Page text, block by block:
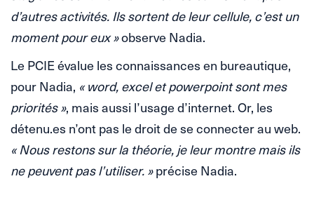
d’autres activités. Ils sortent de leur cellule, c’est un
moment pour eux »observe Nadia.
Le PCIE évalue les connaissances en bureautique,
pour Nadia, « word, excel et powerpoint sont mes
priorités », mais aussi l’usage d’internet. Or, les
détenu.es n’ont pas le droit de se connecter au web.
« Nous restons sur la théorie, je leur montre mais ils
ne peuvent pas l’utiliser. »précise Nadia.